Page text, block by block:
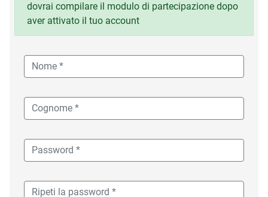
dovrai compilare il modulo di partecipazione dopo
aver attivato il tuo account